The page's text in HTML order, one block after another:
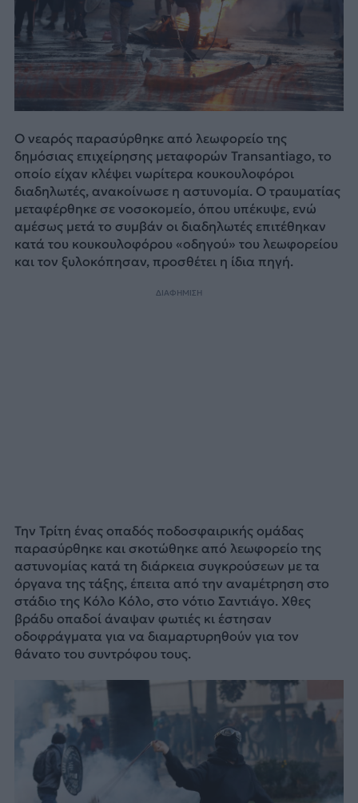
Ο νεαρός παρασύρθηκε από λεωφορείο της
δημόσιας επιχείρησης μεταφορών Transantiago, το
οποίο είχαν κλέψει νωρίτερα κουκουλοφόροι
διαδηλωτές, ανακοίνωσε η αστυνομία. Ο τραυματίας
μεταφέρθηκε σε νοσοκομείο, όπου υπέκυψε, ενώ
αμέσως μετά το συμβάν οι διαδηλωτές επιτέθηκαν
κατά του κουκουλοφόρου «οδηγού» του λεωφορείου
και τον ξυλοκόπησαν, προσθέτει η ίδια πηγή.
ΔΙΑΦΗΜΙΣΗ
Την Τρίτη ένας οπαδός ποδοσφαιρικής ομάδας
παρασύρθηκε και σκοτώθηκε από λεωφορείο της
αστυνομίας κατά τη διάρκεια συγκρούσεων με τα
όργανα της τάξης, έπειτα από την αναμέτρηση στο
στάδιο της Κόλο Κόλο, στο νότιο Σαντιάγο. Χθες
βράδυ οπαδοί άναψαν φωτιές κι έστησαν
οδοφράγματα για να διαμαρτυρηθούν για τον
θάνατο του συντρόφου τους.